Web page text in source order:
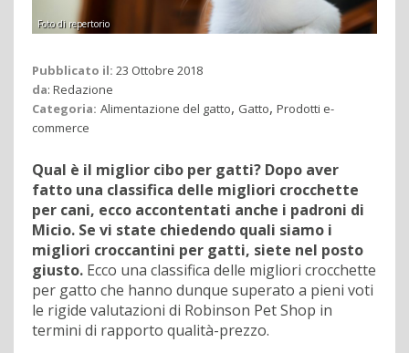
Foto di repertorio
Pubblicato il: 23 Ottobre 2018
da: Redazione
Categoria: Alimentazione del gatto, Gatto, Prodotti e-
commerce
Qual è il miglior cibo per gatti? Dopo aver
fatto una classifica delle migliori crocchette
per cani, ecco accontentati anche i padroni di
Micio. Se vi state chiedendo quali siamo i
migliori croccantini per gatti, siete nel posto
giusto. Ecco una classifica delle migliori crocchette
per gatto che hanno dunque superato a pieni voti
le rigide valutazioni di Robinson Pet Shop in
termini di rapporto qualità-prezzo.